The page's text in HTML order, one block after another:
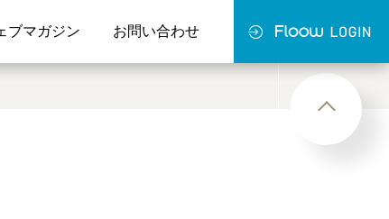
ブマガジン お問い合わせ